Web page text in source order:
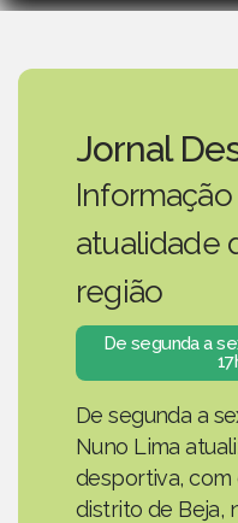
Jornal
atualidade
região
De segunda a
De segunda a
Nuno Lima
desportiva,
distrito de Beja,